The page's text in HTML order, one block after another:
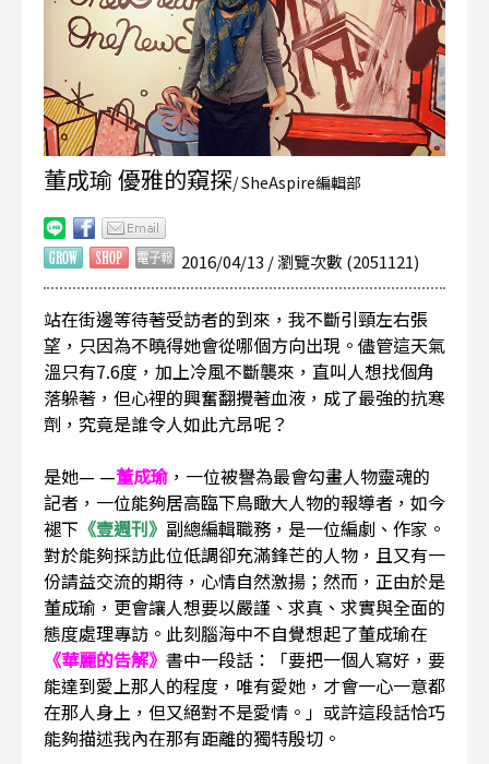
董成瑜 優雅的窺探/ SheAspire編輯部
2016/04/13 / 瀏覽次數 (2051121)
站在街邊等待著受訪者的到來，我不斷引頸左右張
望，只因為不曉得她會從哪個方向出現。儘管這天氣
溫只有7.6度，加上冷風不斷襲來，直叫人想找個角
落躲著，但心裡的興奮翻攪著血液，成了最強的抗寒
劑，究竟是誰令人如此亢昂呢？
是她— —董成瑜 ，一位被譽為最會勾畫人物靈魂的
記者，一位能夠居高臨下鳥瞰大人物的報導者，如今
褪下 《壹週刊》 副總編輯職務，是一位編劇、作家。
對於能夠採訪此位低調卻充滿鋒芒的人物，且又有一
份請益交流的期待，心情自然激揚；然而，正由於是
董成瑜，更會讓人想要以嚴謹、求真、求實與全面的
態度處理專訪。此刻腦海中不自覺想起了董成瑜在
《華麗的告解》 書中一段話：「要把一個人寫好，要
能達到愛上那人的程度，唯有愛她，才會一心一意都
在那人身上，但又絕對不是愛情。」或許這段話恰巧
能夠描述我內在那有距離的獨特殷切。